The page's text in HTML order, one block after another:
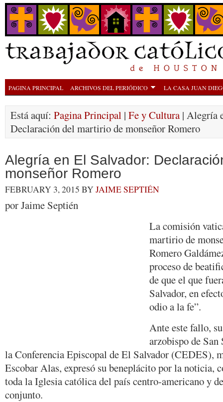
PAGINA PRINCIPAL ARCHIVOS DEL PERIÓDICO LA CASA JUAN
Está aquí: Pagina Principal | Fe y Cultura | Alegría
Declaración del martirio de monseñor Romero
Alegría en El Salvador:
monseñor Romero
FEBRUARY 3, 2015 BYJAIME SEPTIÉN
por Jaime Septién
La comisión
martirio de
Romero
proceso de
de que el que
Salvador, en
odio a la fe”.
Ante este fallo,
arzobispo de San
la Conferencia Episcopal de El Salvador (CEDES),
Escobar Alas, expresó su beneplácito por la noticia,
toda la Iglesia católica del país centro-americano y
conjunto.